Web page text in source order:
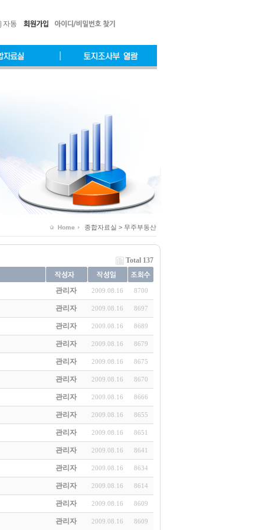
자동
종합자료실 > 무주부동산
Total 137
관리자 2009.08.16 8700
관리자 2009.08.16 8697
관리자 2009.08.16 8689
관리자 2009.08.16 8679
관리자 2009.08.16 8675
관리자 2009.08.16 8670
관리자 2009.08.16 8666
관리자 2009.08.16 8655
관리자 2009.08.16 8651
관리자 2009.08.16 8641
관리자 2009.08.16 8634
관리자 2009.08.16 8614
관리자 2009.08.16 8609
관리자 2009.08.16 8609